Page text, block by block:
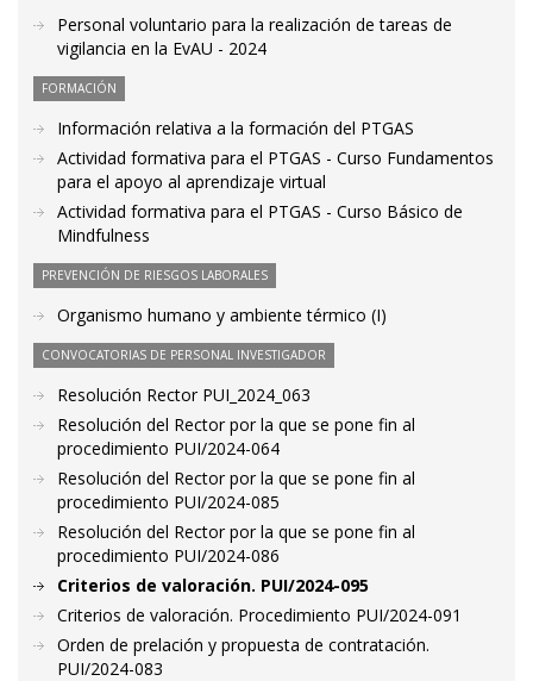
Personal voluntario para la realización de tareas de
vigilancia en la EvAU - 2024
FORMACIÓN
Información relativa a la formación del PTGAS
Actividad formativa para el PTGAS - Curso Fundamentos
para el apoyo al aprendizaje virtual
Actividad formativa para el PTGAS - Curso Básico de
Mindfulness
PREVENCIÓN DE RIESGOS LABORALES
Organismo humano y ambiente térmico (I)
CONVOCATORIAS DE PERSONAL INVESTIGADOR
Resolución Rector PUI_2024_063
Resolución del Rector por la que se pone fin al
procedimiento PUI/2024-064
Resolución del Rector por la que se pone fin al
procedimiento PUI/2024-085
Resolución del Rector por la que se pone fin al
procedimiento PUI/2024-086
Criterios de valoración. PUI/2024-095
Criterios de valoración. Procedimiento PUI/2024-091
Orden de prelación y propuesta de contratación.
PUI/2024-083